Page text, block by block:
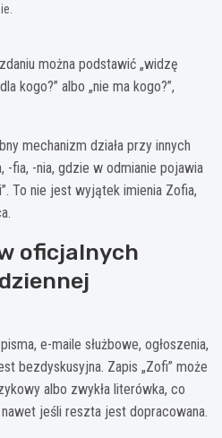
można podstawić „widzę
kogo?” albo „nie ma kogo?”,
mechanizm działa przy innych
-fia, -nia, gdzie w odmianie pojawia
To nie jest wyjątek imienia Zofia,
oficjalnych
e-maile służbowe, ogłoszenia,
bezdyskusyjna. Zapis „Zofi” może
albo zwykła literówka, co
jeśli reszta jest dopracowana.